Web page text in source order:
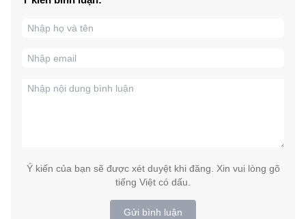
Ý kiến của bạn sẽ được xét duyệt khi đăng. Xin vui lòng gõ
tiếng Việt có dấu.
Gửi bình luận